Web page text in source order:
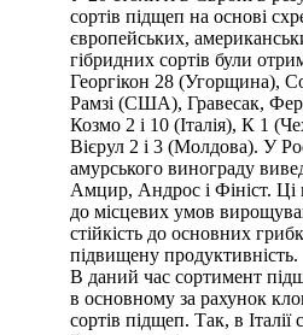
сортів підщеп на основі
європейських,
гібридних сортів були
Георгікон 28 (Угорщина),
Рамзі (США), Гравесак,
Козмо 2 і 10 (Італія), К 1
Вієрул 2 і 3 (Молдова). У
амурського винограду
Амцир, Андрос і Фініст. Ці
до місцевих умов
стійкість до основних
підвищену продуктивність.
В даний час сортимент
в основному за рахунок
сортів підщеп. Так, в